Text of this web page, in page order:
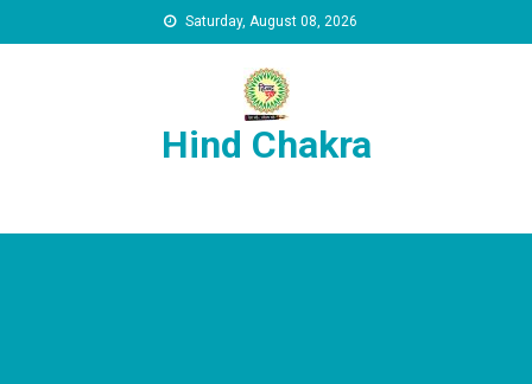
Saturday, August 08, 2026
Hind Chakra